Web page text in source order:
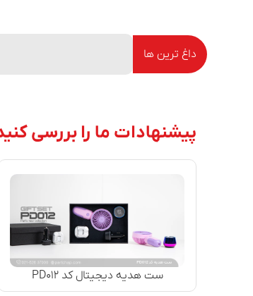
داغ ترین ها
پیشنهادات ما را بررسی
ست هدیه دیجیتال کد PD۰۱۲